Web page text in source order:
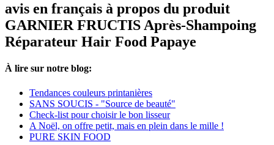
avis en français à propos du produit
GARNIER FRUCTIS Après-Shampoing
Réparateur Hair Food Papaye
À lire sur notre blog:
Tendances couleurs printanières
SANS SOUCIS - "Source de beauté"
Check-list pour choisir le bon lisseur
A Noël, on offre petit, mais en plein dans le mille !
PURE SKIN FOOD